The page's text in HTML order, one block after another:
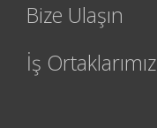
Bize Ulaşın
İş Ortaklarımız